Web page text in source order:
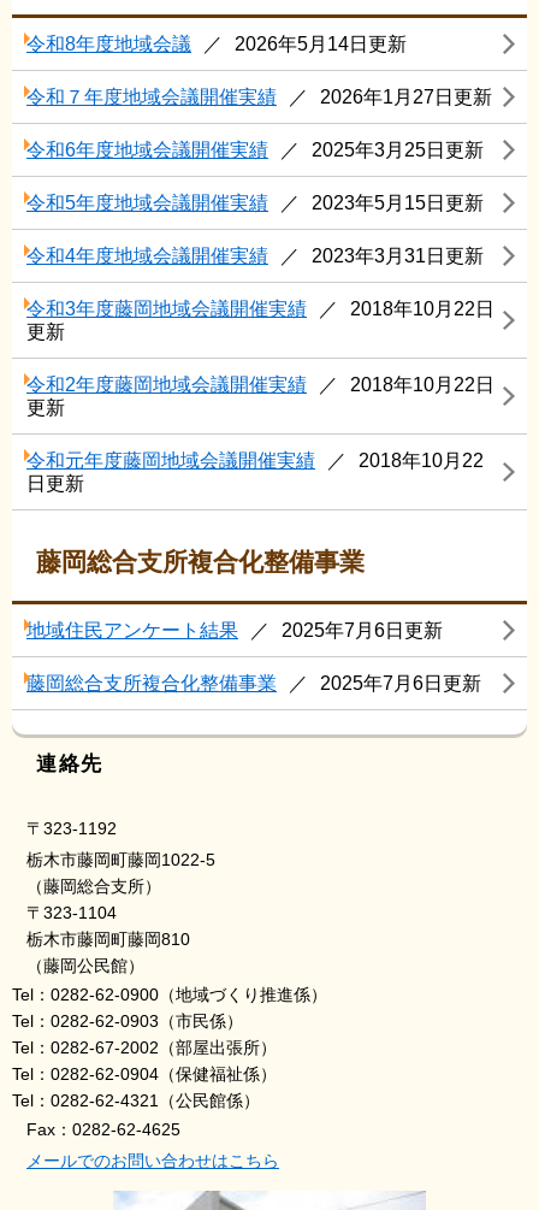
令和8年度地域会議 2026年5月14日更新
令和７年度地域会議開催実績 2026年1月27日更新
令和6年度地域会議開催実績 2025年3月25日更新
令和5年度地域会議開催実績 2023年5月15日更新
令和4年度地域会議開催実績 2023年3月31日更新
令和3年度藤岡地域会議開催実績
2018年10月22日
更新
令和2年度藤岡地域会議開催実績
2018年10月22日
更新
令和元年度藤岡地域会議開催実績
2018年10月22
日更新
藤岡総合支所複合化整備事業
地域住民アンケート結果 2025年7月6日更新
藤岡総合支所複合化整備事業 2025年7月6日更新
連絡先
〒323-1192
栃木市藤岡町藤岡1022-5
（藤岡総合支所）
〒323-1104
栃木市藤岡町藤岡810
（藤岡公民館）
Tel：0282-62-0900 （地域づくり推進係）
Tel：0282-62-0903 （市民係）
Tel：0282-67-2002 （部屋出張所）
Tel：0282-62-0904 （保健福祉係）
Tel：0282-62-4321
（公民館係）
Fax：0282-62-4625
メールでのお問い合わせはこちら